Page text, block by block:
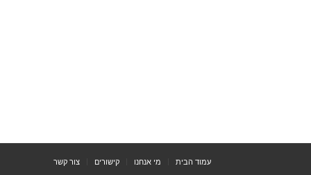
עמוד הבית מי אנחנו קישורים צור קשר